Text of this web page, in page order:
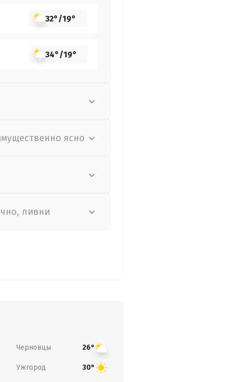
32°/19°
34°/19°
ясно
ливни
Черновцы 26°
Ужгород 30°